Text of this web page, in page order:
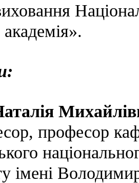
професор
імені